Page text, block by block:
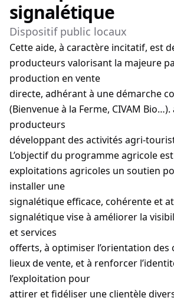
signalétique
Dispositif public locaux
Cette aide, à caractère incitatif, est
producteurs valorisant la majeure
production en vente
directe, adhérant à une démarche
(Bienvenue à la Ferme, CIVAM Bio…).
producteurs
développant des activités agri-
L’objectif du programme agricole
exploitations agricoles un soutien
installer une
signalétique efficace, cohérente et
signalétique vise à améliorer la
et services
offerts, à optimiser l’orientation des
lieux de vente, et à renforcer
l’exploitation pour
attirer et fidéliser une clientèle